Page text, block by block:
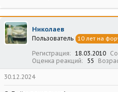
Николаев
Пользователь 10 лет на
Регистрация 18.03.2010
Оценка реакций
55
30.12.2024